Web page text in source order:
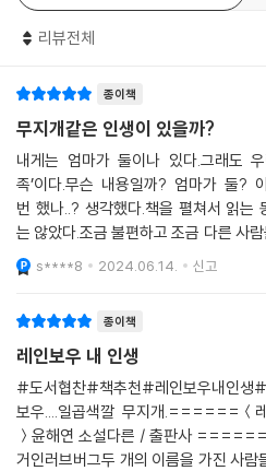
리뷰전체
종이책
무지개같은 인생이 있을까?
내게는 엄마가 둘이나 있다.그래도
족’이다.무슨 내용일까? 엄마가 둘?
번 했나..? 생각했다.책을 펼쳐서 읽는
는 않았다.조금 불편하고 조금 다른 사
박용진 선생님의 말이 맞았다.우리 주위
나고 나서지 못하는 성소수자들.솔직히
s****8 2024.06.14. 신고
종이책
레인보우 내 인생
#도서협찬#책추천#레인보우내인생
보우....일곱색깔 무지개.======＜
＞윤해연 소설다른 / 출판사
거인러브버그두 개의 이름을 가진 사람